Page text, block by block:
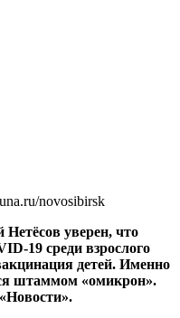
novosibirsk
Нетёсов уверен, что
19 среди взрослого
детей. Именно
штаммом «омикрон».